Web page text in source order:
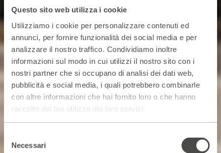
Questo sito web utilizza i cookie
Utilizziamo i cookie per personalizzare contenuti ed
annunci, per fornire funzionalità dei social media e per
analizzare il nostro traffico. Condividiamo inoltre
informazioni sul modo in cui utilizzi il nostro sito con i
nostri partner che si occupano di analisi dei dati web,
pubblicità e social media, i quali potrebbero combinarle
con altre informazioni che hai fornito loro o che hanno
raccolto dal tuo utilizzo dei loro servizi.
delNecessari